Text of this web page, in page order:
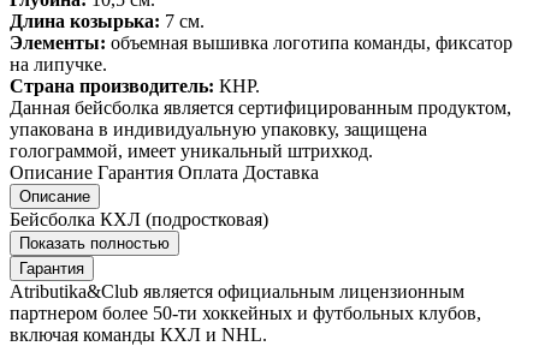
Длина козырька: 7 см.
Элементы: объемная вышивка логотипа команды, фиксатор
на липучке.
Страна производитель: КНР.
Данная бейсболка является сертифицированным продуктом,
упакована в индивидуальную упаковку, защищена
голограммой, имеет уникальный штрихкод.
Описание Гарантия Оплата Доставка
Описание
Бейсболка КХЛ (подростковая)
Показать полностью
Гарантия
Atributika&Club является официальным лицензионным
партнером более 50-ти хоккейных и футбольных клубов,
включая команды КХЛ и NHL.